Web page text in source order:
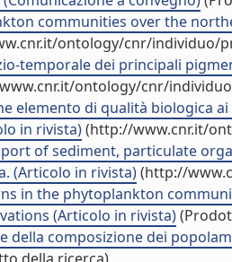
communities over the
ontology/cnr/individuo/
temporale dei principali
ontology/cnr/
elemento di qualità biologica
in rivista)(http://www.cnr.it/
of sediment, particulate
(Articolo in rivista)(http://
in the phytoplankton
(Articolo in rivista)
della composizione dei